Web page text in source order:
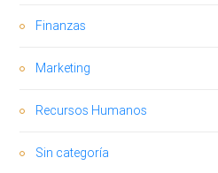
Finanzas
Marketing
Recursos Humanos
Sin categoría